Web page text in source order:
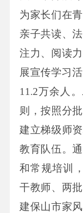
为家长们在
亲子共读、
注力、阅读
展宣传学习
11.2万余人。
则，按照分
建立梯级师
教育队伍 。
和常规培训
干教师、两
建保山市家